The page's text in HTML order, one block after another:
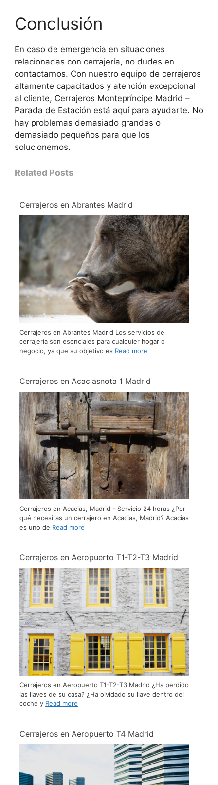
Conclusión
En caso de emergencia en situaciones
relacionadas con cerrajería, no dudes en
contactarnos. Con nuestro equipo de cerrajeros
altamente capacitados y atención excepcional
al cliente, Cerrajeros Montepríncipe Madrid –
Parada de Estación está aquí para ayudarte. No
hay problemas demasiado grandes o
demasiado pequeños para que los
solucionemos.
Related Posts
Cerrajeros en Abrantes Madrid
Cerrajeros en Abrantes Madrid Los servicios de
cerrajería son esenciales para cualquier hogar o
negocio, ya que su objetivo es Read more
Cerrajeros en Acaciasnota 1​ Madrid
Cerrajeros en Acacias, Madrid - Servicio 24 horas ¿Por
qué necesitas un cerrajero en Acacias, Madrid? Acacias
es uno de Read more
Cerrajeros en Aeropuerto T1-T2-T3 Madrid
Cerrajeros en Aeropuerto T1-T2-T3 Madrid ¿Ha perdido
las llaves de su casa? ¿Ha olvidado su llave dentro del
coche y Read more
Cerrajeros en Aeropuerto T4 Madrid